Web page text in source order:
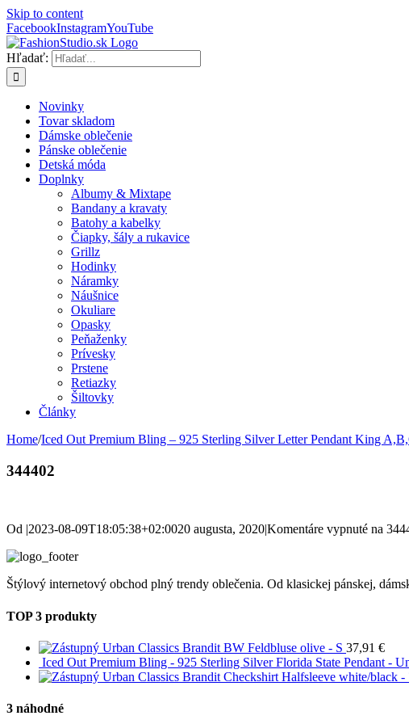
Skip to content
FacebookInstagramYouTube
Hľadať:
Novinky
Tovar skladom
Dámske oblečenie
Pánske oblečenie
Detská móda
Doplnky
Albumy & Mixtape
Bandany a kravaty
Batohy a kabelky
Čiapky, šály a rukavice
Grillz
Hodinky
Náramky
Náušnice
Okuliare
Opasky
Peňaženky
Prívesky
Prstene
Retiazky
Šiltovky
Články
Home/Iced Out Premium Bling – 925 Sterling Silver Letter Pendant King
344402
Od |2023-08-09T18:05:38+02:0020 augusta, 2020|Komentáre vypnuté na
Štýlový internetový obchod plný trendy oblečenia. Od klasickej pánskej,
TOP 3 produkty
Urban Classics Brandit BW Feldbluse olive - S 37,91 €
Iced Out Premium Bling - 925 Sterling Silver Florida State Pendant -
Urban Classics Brandit Checkshirt Halfsleeve white/black
3 náhodné